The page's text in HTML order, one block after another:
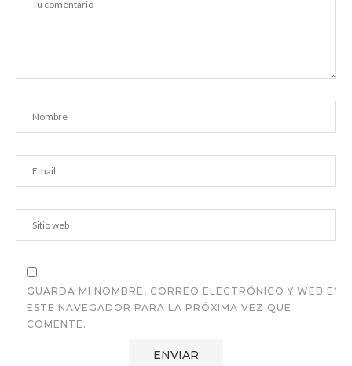
GUARDA MI NOMBRE, CORREO ELECTRÓNICO Y WEB EN
ESTE NAVEGADOR PARA LA PRÓXIMA VEZ QUE
COMENTE.